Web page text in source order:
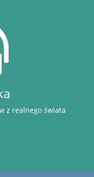
z realnego świata